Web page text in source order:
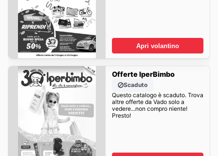
Apri volantino
Offerte IperBimbo
Scaduto
Questo catalogo è scaduto. Trova
altre offerte da Vado solo a
vedere...non compro niente!
Presto!